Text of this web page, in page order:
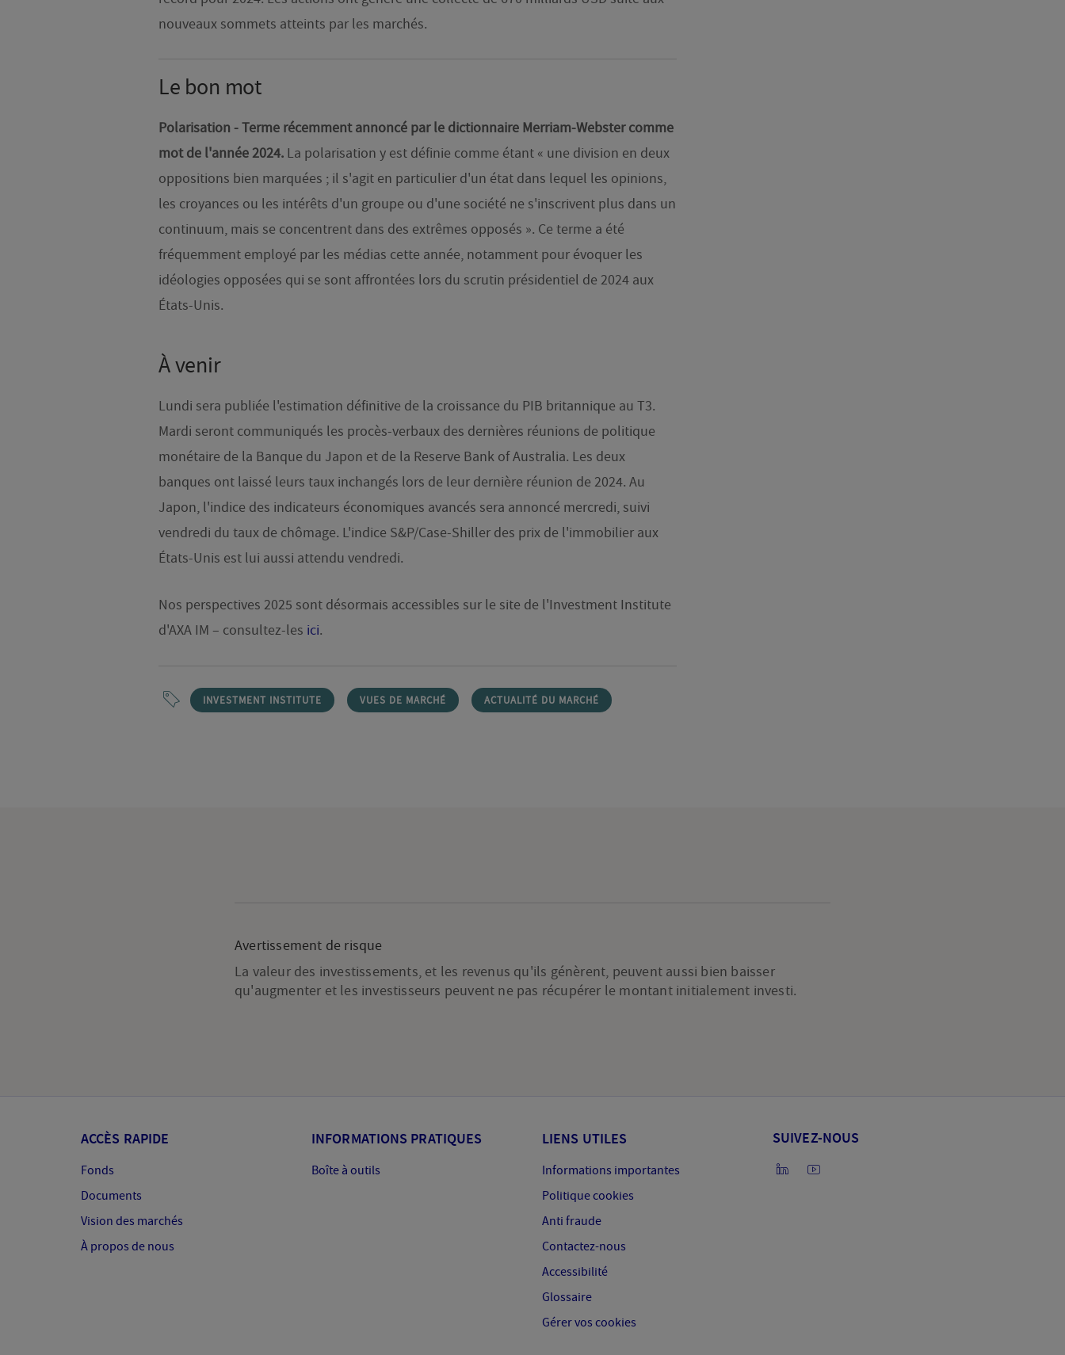
nouveaux sommets atteints par les marchés.
Le bon mot
Polarisation - Terme récemment annoncé par le dictionnaire Merriam-Webster comme
mot de l'année 2024. La polarisation y est définie comme étant « une division en deux
oppositions bien marquées ; il s'agit en particulier d'un état dans lequel les opinions,
les croyances ou les intérêts d'un groupe ou d'une société ne s'inscrivent plus dans un
continuum, mais se concentrent dans des extrêmes opposés ». Ce terme a été
fréquemment employé par les médias cette année, notamment pour évoquer les
idéologies opposées qui se sont affrontées lors du scrutin présidentiel de 2024 aux
États-Unis.
À venir
Lundi sera publiée l'estimation définitive de la croissance du PIB britannique au T3.
Mardi seront communiqués les procès-verbaux des dernières réunions de politique
monétaire de la Banque du Japon et de la Reserve Bank of Australia. Les deux
banques ont laissé leurs taux inchangés lors de leur dernière réunion de 2024. Au
Japon, l'indice des indicateurs économiques avancés sera annoncé mercredi, suivi
vendredi du taux de chômage. L'indice S&P/Case-Shiller des prix de l'immobilier aux
États-Unis est lui aussi attendu vendredi.
Nos perspectives 2025 sont désormais accessibles sur le site de l'Investment Institute
d'AXA IM – consultez-les ici.
INVESTMENT INSTITUTE VUES DE MARCHÉ ACTUALITÉ DU MARCHÉ
Avertissement de risque
La valeur des investissements, et les revenus qu'ils génèrent, peuvent aussi bien baisser
qu'augmenter et les investisseurs peuvent ne pas récupérer le montant initialement investi.
ACCÈS RAPIDE
Fonds
Documents
Vision des marchés
À propos de nous
INFORMATIONS PRATIQUES
Boîte à outils
LIENS UTILES
Informations importantes
Politique cookies
Anti fraude
Contactez-nous
Accessibilité
Glossaire
Gérer vos cookies
SUIVEZ-NOUS